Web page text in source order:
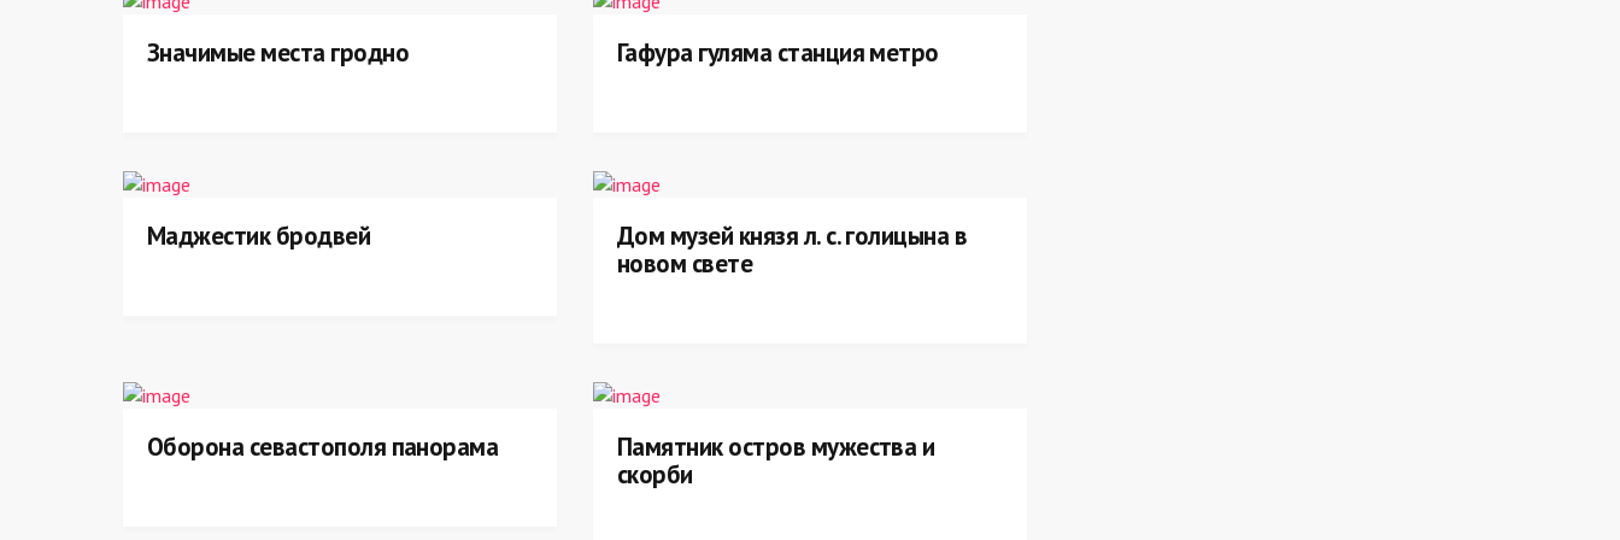
Значимые места гродно Гафура гуляма станция метро
Маджестик бродвей
Дом музей князя л. с. голицына в
новом свете
Оборона севастополя панорама
Памятник остров мужества и
скорби